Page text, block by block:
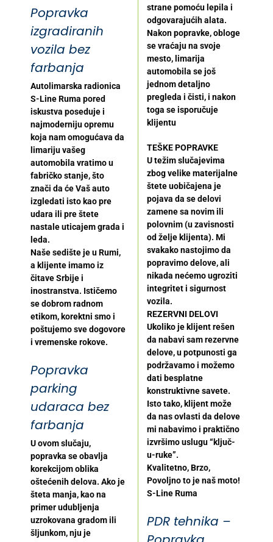
Popravka
izgradiranih
vozila bez
farbanja
Autolimarska radionica
S-Line Ruma pored
iskustva poseduje i
najmoderniju opremu
koja nam omogućava da
limariju vašeg
automobila vratimo u
fabričko stanje, što
znači da će Vaš auto
izgledati isto kao pre
udara ili pre štete
nastale uticajem grada i
leda.
Naše sedište je u Rumi,
a klijente imamo iz
čitave Srbije i
inostranstva. Ističemo
se dobrom radnom
etikom, korektni smo i
poštujemo sve dogovore
i vremenske rokove.
Popravka
parking
udaraca bez
farbanja
U ovom slučaju,
popravka se obavlja
korekcijom oblika
oštećenih delova. Ako je
šteta manja, kao na
primer udubljenja
uzrokovana gradom ili
šljunkom, nju je
strane pomoću lepila i
odgovarajućih alata.
Nakon popravke, obloge
se vraćaju na svoje
mesto, limarija
automobila se još
jednom detaljno
pregleda i čisti, i nakon
toga se isporučuje
klijentu
TEŠKE POPRAVKE
U težim slučajevima
zbog velike materijalne
štete uobičajena je
pojava da se delovi
zamene sa novim ili
polovnim (u zavisnosti
od želje klijenta). Mi
svakako nastojimo da
popravimo delove, ali
nikada nećemo ugroziti
integritet i sigurnost
vozila.
REZERVNI DELOVI
Ukoliko je klijent rešen
da nabavi sam rezervne
delove, u potpunosti ga
podržavamo i možemo
dati besplatne
konstruktivne savete.
Isto tako, klijent može
da nas ovlasti da delove
mi nabavimo i praktično
izvršimo uslugu “ključ-
u-ruke”.
Kvalitetno, Brzo,
Povoljno to je naš moto!
S-Line Ruma
PDR tehnika –